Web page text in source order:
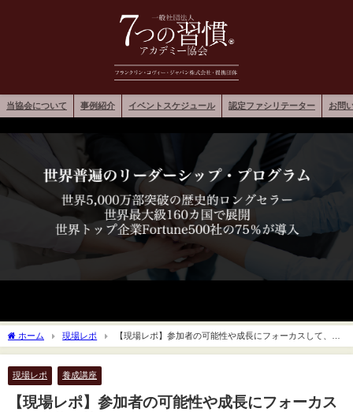
当協会について 事例紹介 イベントスケジュール 認定ファシリテーター お問
ホーム 現場レポ
【現場レポ】参加者の可能性や成長にフォーカスして、信
じ抜くこと
現場レポ 養成講座
【現場レポ】参加者の可能性や成長にフォーカス